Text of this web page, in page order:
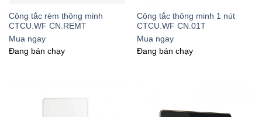
Công tắc rèm thông minh
CTCU.WF CN.REMT
Mua ngay
Đang bán chạy
Công tắc thông minh 1 nút
CTCU.WF CN.01T
Mua ngay
Đang bán chạy